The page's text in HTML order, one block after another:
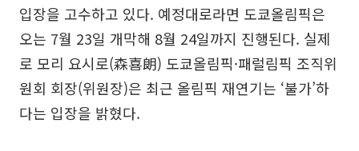
입장을 고수하고 있다. 예정대로라면 도쿄올림픽은
오는 7월 23일 개막해 8월 24일까지 진행된다. 실제
로 모리 요시로(森喜朗) 도쿄올림픽·패럴림픽 조직위
원회 회장(위원장)은 최근 올림픽 재연기는 ‘불가’하
다는 입장을 밝혔다.